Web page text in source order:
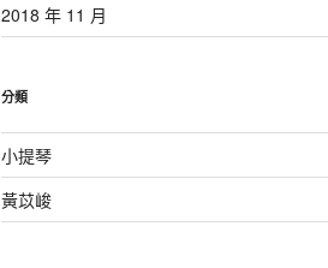
2018 年 11 月
分類
小提琴
黃苡峻